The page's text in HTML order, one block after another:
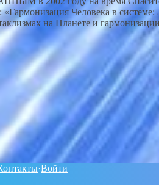
Человека в
на Планете и
·Войти